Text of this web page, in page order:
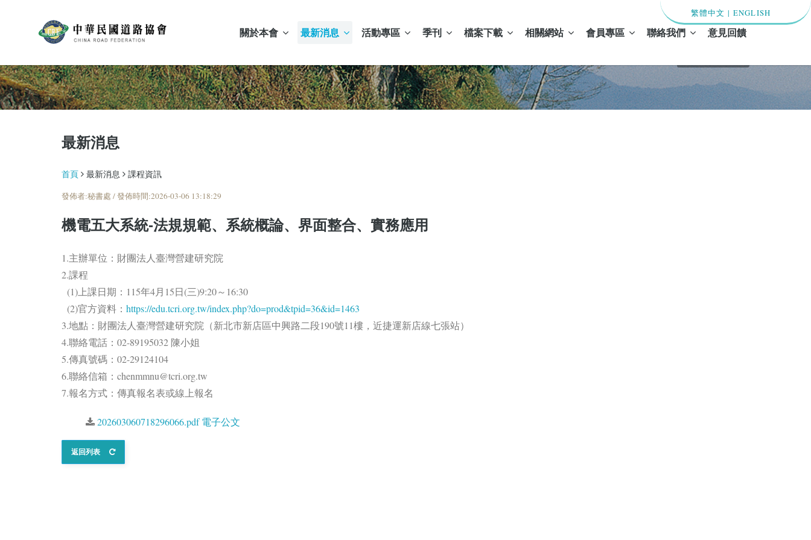
繁體中文 | ENGLISH
關於本會
最新消息 活動專區 季刊 檔案下載 相關網站 會員專區 聯絡我們 意見回饋
最新消息
首頁 最新消息 課程資訊
發佈者:秘書處 / 發佈時間:2026-03-06 13:18:29
機電五大系統-法規規範、系統概論、界面整合、實務應用
1.主辦單位：財團法人臺灣營建研究院
2.課程
(1)上課日期：115年4月15日(三)9:20～16:30
(2)官方資料： https://edu.tcri.org.tw/index.php?do=prod&tpid=36&id=1463
3.地點：財團法人臺灣營建研究院（新北市新店區中興路二段190號11樓，近捷運新店線七張站）
4.聯絡電話：02-89195032 陳小姐
5.傳真號碼：02-29124104
6.聯絡信箱：chenmmnu@tcri.org.tw
7.報名方式：傳真報名表或線上報名
202603060718296066.pdf 電子公文
返回列表